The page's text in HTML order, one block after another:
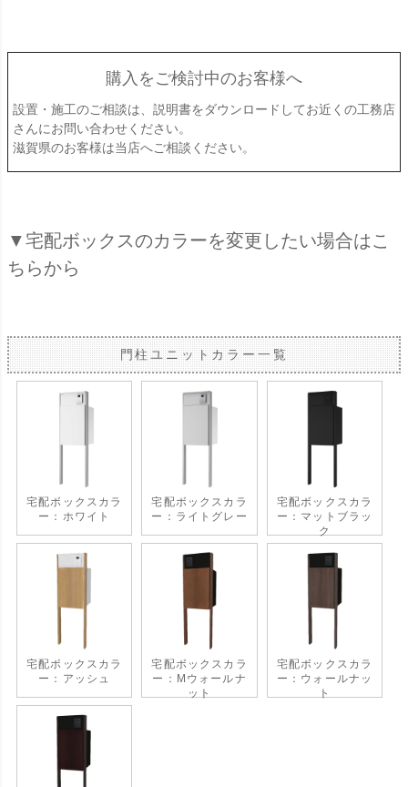
購入をご検討中のお客様へ
設置・施工のご相談は、説明書をダウンロードしてお近くの工務店
さんにお問い合わせください。
滋賀県のお客様は当店へご相談ください。
▼宅配ボックスのカラーを変更したい場合はこ
ちらから
門柱ユニットカラー一覧
宅配ボックスカラ
ー：ホワイト
宅配ボックスカラ
ー：ライトグレー
宅配ボックスカラ
ー：マットブラッ
ク
宅配ボックスカラ
ー：アッシュ
宅配ボックスカラ
ー：Mウォールナ
ット
宅配ボックスカラ
ー：ウォールナッ
ト